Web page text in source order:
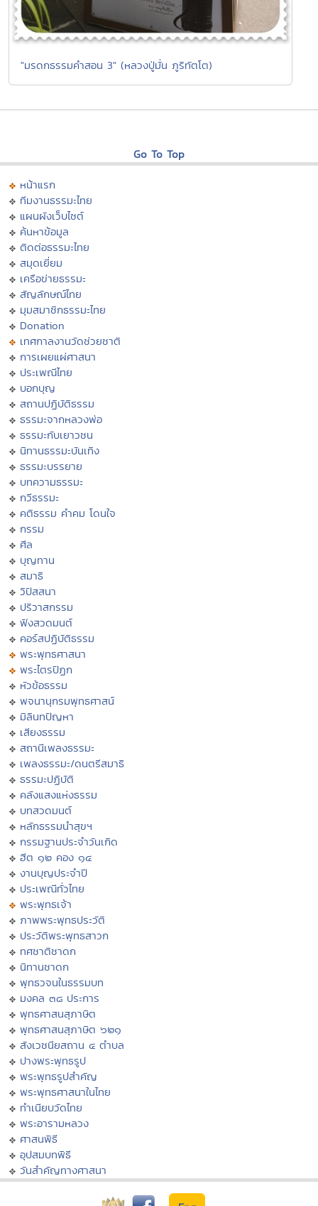
"มรดกธรรมคำสอน 3" (หลวงปู่มั่น ภูริทัตโต)
Go To Top
หน้าแรก
ทีมงานธรรมะไทย
แผนผังเว็บไซต์
ค้นหาข้อมูล
ติดต่อธรรมะไทย
สมุดเยี่ยม
เครือข่ายธรรมะ
สัญลักษณ์ไทย
มุมสมาชิกธรรมะไทย
Donation
เทศกาลงานวัดช่วยชาติ
การเผยแผ่ศาสนา
ประเพณีไทย
บอกบุญ
สถานปฏิบัติธรรม
ธรรมะจากหลวงพ่อ
ธรรมะกับเยาวชน
นิทานธรรมะบันเทิง
ธรรมะบรรยาย
บทความธรรมะ
กวีธรรมะ
คติธรรม คำคม โดนใจ
กรรม
ศีล
บุญทาน
สมาธิ
วิปัสสนา
ปริวาสกรรม
ฟังสวดมนต์
คอร์สปฏิบัติธรรม
พระพุทธศาสนา
พระไตรปิฏก
หัวข้อธรรม
พจนานุกรมพุทธศาสน์
มิลินทปัญหา
เสียงธรรม
สถานีเพลงธรรมะ
เพลงธรรมะ/ดนตรีสมาธิ
ธรรมะปฏิบัติ
คลังแสงแห่งธรรม
บทสวดมนต์
หลักธรรมนำสุขฯ
กรรมฐานประจำวันเกิด
ฮีต ๑๒ คอง ๑๔
งานบุญประจำปี
ประเพณีทั่วไทย
พระพุทธเจ้า
ภาพพระพุทธประวัติ
ประวัติพระพุทธสาวก
ทศชาติชาดก
นิทานชาดก
พุทธวจนในธรรมบท
มงคล ๓๘ ประการ
พุทธศาสนสุภาษิต
พุทธศาสนสุภาษิต ๖๒๑
สังเวชนียสถาน ๔ ตำบล
ปางพระพุทธรูป
พระพุทธรูปสำคัญ
พระพุทธศาสนาในไทย
ทำเนียบวัดไทย
พระอารามหลวง
ศาสนพิธี
อุปสมบทพิธี
วันสำคัญทางศาสนา